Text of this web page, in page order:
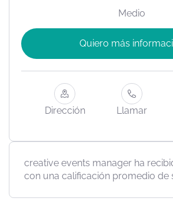
Medio
Quiero más
Dirección Llamar
creative events manager ha
con una calificación promedio de